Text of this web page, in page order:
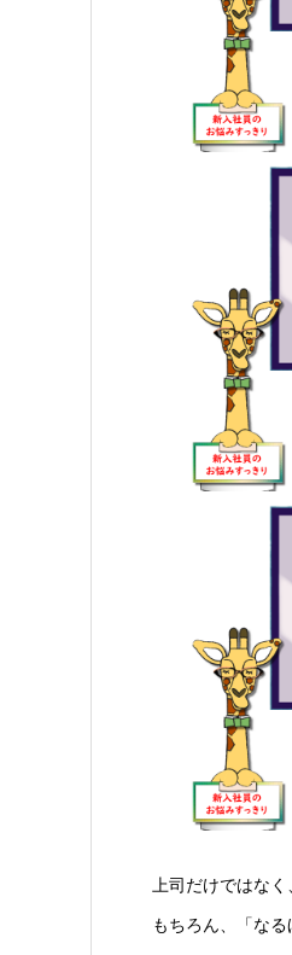
上司だけではなく
もちろん、「な